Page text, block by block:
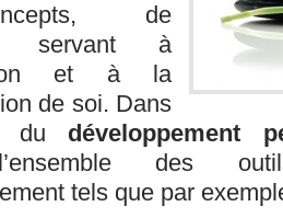
de
servant à
et à la
de soi. Dans
du développement
des
tels que par